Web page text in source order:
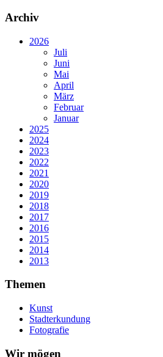
Archiv
2026
Juli
Juni
Mai
April
März
Februar
Januar
2025
2024
2023
2022
2021
2020
2019
2018
2017
2016
2015
2014
2013
Themen
Kunst
Stadterkundung
Fotografie
Wir mögen